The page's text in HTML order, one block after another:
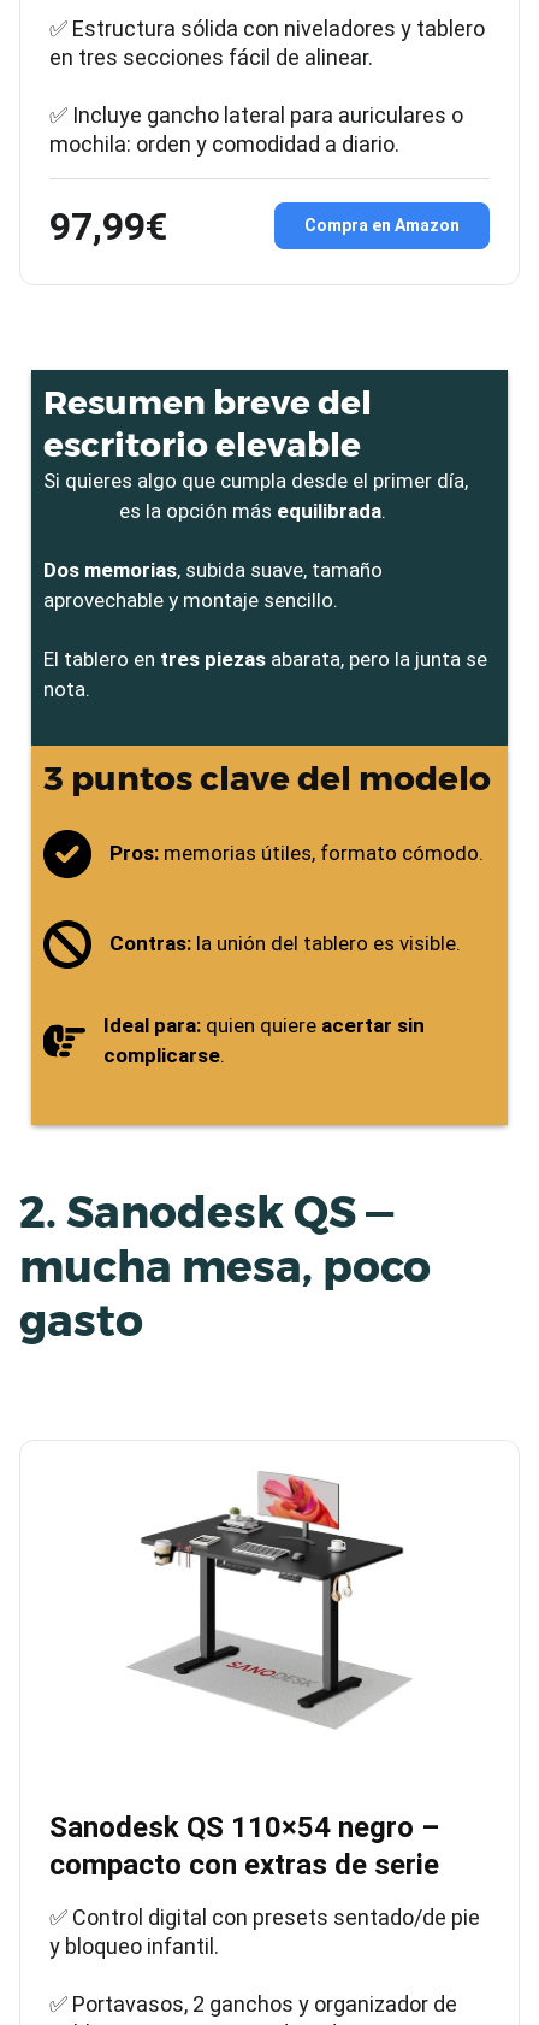
✅ Estructura sólida con niveladores y tablero
en tres secciones fácil de alinear.
✅ Incluye gancho lateral para auriculares o
mochila: orden y comodidad a diario.
97,99€ Compra en Amazon
Resumen breve del
escritorio elevable
Si quieres algo que cumpla desde el primer día,
es la opción más equilibrada.
Dos memorias, subida suave, tamaño
aprovechable y montaje sencillo.
El tablero en tres piezas abarata, pero la junta se
nota.
3 puntos clave del modelo
Pros: memorias útiles, formato cómodo.
Contras: la unión del tablero es visible.
Ideal para: quien quiere acertar sin
complicarse.
2. Sanodesk QS —
mucha mesa, poco
gasto
Sanodesk QS 110×54 negro –
compacto con extras de serie
✅ Control digital con presets sentado/de pie
y bloqueo infantil.
✅ Portavasos, 2 ganchos y organizador de